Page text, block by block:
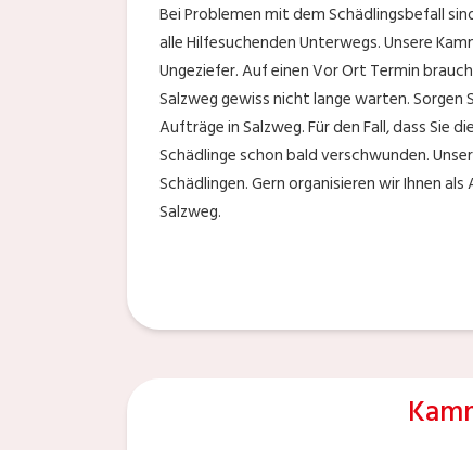
Bei Problemen mit dem Schädlingsbefall
alle Hilfesuchenden Unterwegs. Unsere
Ungeziefer. Auf einen Vor Ort Termin
Salzweg gewiss nicht lange warten.
Aufträge in Salzweg. Für den Fall, dass Sie
Schädlinge schon bald verschwunden.
Schädlingen. Gern organisieren wir Ihnen
Salzweg.